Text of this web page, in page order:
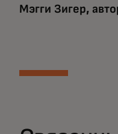
Мэгги Зигер,